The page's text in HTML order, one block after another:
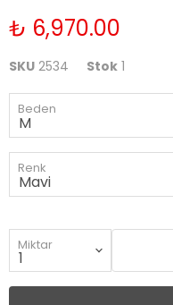
₺ 6,970.00
SKU 2534 Stok 1
Beden
Renk
Miktar